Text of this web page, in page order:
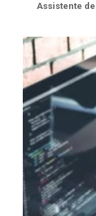
Assistente